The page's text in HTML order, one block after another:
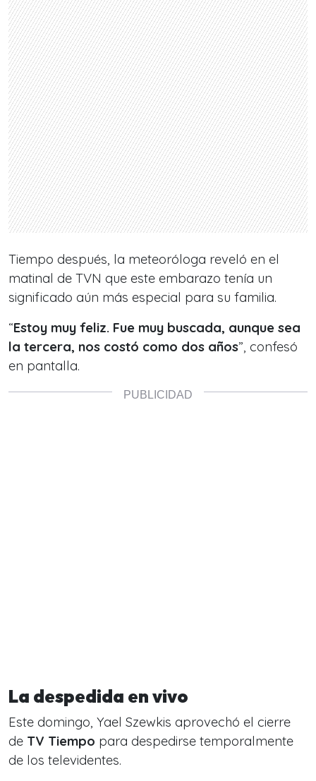
Tiempo después, la meteoróloga reveló en el
matinal de TVN que este embarazo tenía un
significado aún más especial para su familia.
“Estoy muy feliz. Fue muy buscada, aunque sea
la tercera, nos costó como dos años”, confesó
en pantalla.
La despedida en vivo
Este domingo, Yael Szewkis aprovechó el cierre
de TV Tiempo para despedirse temporalmente
de los televidentes.